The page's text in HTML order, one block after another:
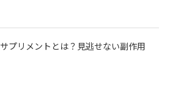
サプリメントとは？見逃せない副作用